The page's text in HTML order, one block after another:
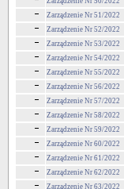
Zarządzenie Nr 51/2022
Zarządzenie Nr 52/2022
Zarządzenie Nr 53/2022
Zarządzenie Nr 54/2022
Zarządzenie Nr 55/2022
Zarządzenie Nr 56/2022
Zarządzenie Nr 57/2022
Zarządzenie Nr 58/2022
Zarządzenie Nr 59/2022
Zarządzenie Nr 60/2022
Zarządzenie Nr 61/2022
Zarządzenie Nr 62/2022
Zarządzenie Nr 63/2022